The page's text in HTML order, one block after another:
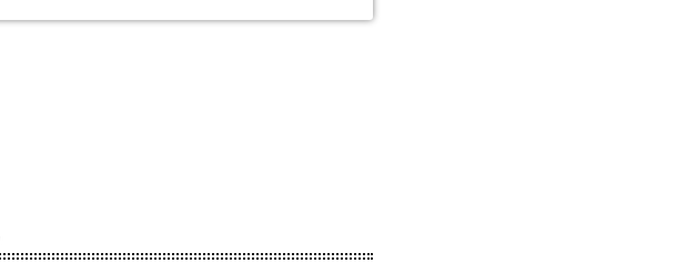
ha tomado […]